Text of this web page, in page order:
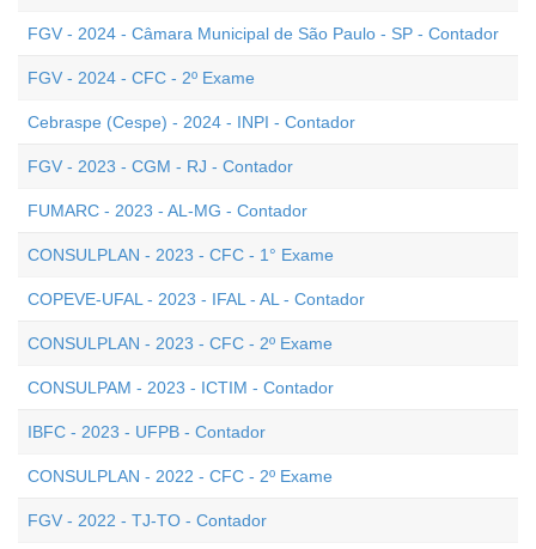
FGV - 2024 - Câmara Municipal de São Paulo - SP - Contador
FGV - 2024 - CFC - 2º Exame
Cebraspe (Cespe) - 2024 - INPI - Contador
FGV - 2023 - CGM - RJ - Contador
FUMARC - 2023 - AL-MG - Contador
CONSULPLAN - 2023 - CFC - 1° Exame
COPEVE-UFAL - 2023 - IFAL - AL - Contador
CONSULPLAN - 2023 - CFC - 2º Exame
CONSULPAM - 2023 - ICTIM - Contador
IBFC - 2023 - UFPB - Contador
CONSULPLAN - 2022 - CFC - 2º Exame
FGV - 2022 - TJ-TO - Contador